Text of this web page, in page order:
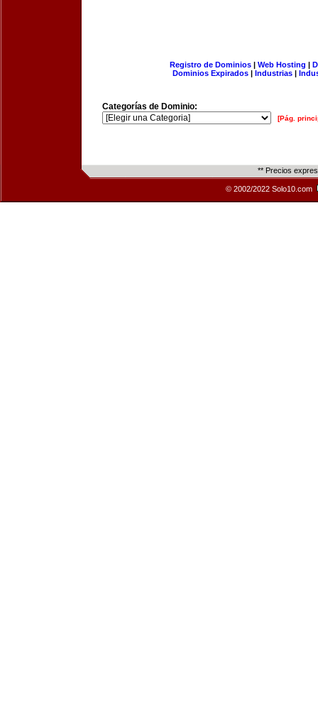
Registro de Dominios| Web Hosting |
Dominios Expirados | Industrias |
Categorías de Dominio:
[Pág.
** Precios
© 2002/2022 Solo10.com